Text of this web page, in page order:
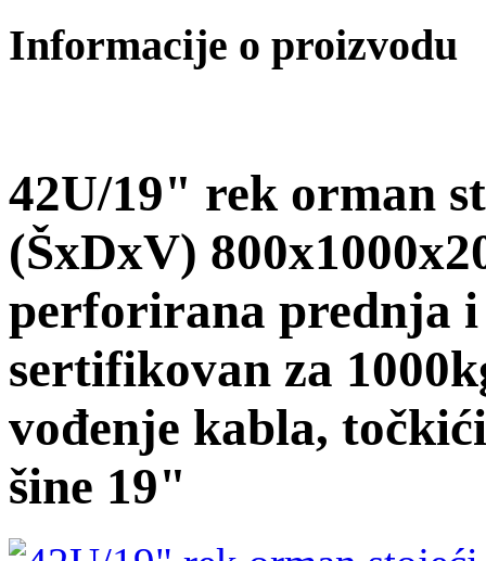
Informacije o proizvodu
42U/19" rek orman
(ŠxDxV)
perforirana prednja
sertifikovan za
vođenje kabla,
šine 19"